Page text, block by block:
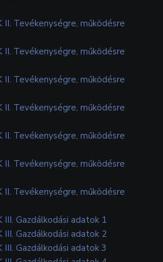
II. Tevékenységre, működésre
II. Tevékenységre, működésre
II. Tevékenységre, működésre
II. Tevékenységre, működésre
II. Tevékenységre, működésre
II. Tevékenységre, működésre
II. Tevékenységre, működésre
III. Gazdálkodási adatok 1
III. Gazdálkodási adatok 2
III. Gazdálkodási adatok 3